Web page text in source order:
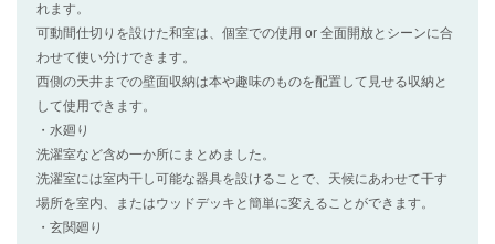
れます。
可動間仕切りを設けた和室は、個室での使用 or 全面開放とシーンに合
わせて使い分けできます。
西側の天井までの壁面収納は本や趣味のものを配置して見せる収納と
して使用できます。
・水廻り
洗濯室など含め一か所にまとめました。
洗濯室には室内干し可能な器具を設けることで、天候にあわせて干す
場所を室内、またはウッドデッキと簡単に変えることができます。
・玄関廻り